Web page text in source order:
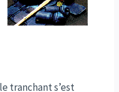
tranchant s’est